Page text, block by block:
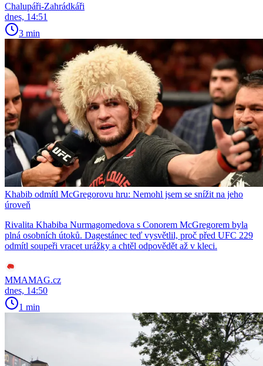
Chalupáři-Zahrádkáři
dnes, 14:51
3 min
Khabib odmítl McGregorovu hru: Nemohl jsem se snížit na jeho
úroveň
Rivalita Khabiba Nurmagomedova s Conorem McGregorem byla
plná osobních útoků. Dagestánec teď vysvětlil, proč před UFC 229
odmítl soupeři vracet urážky a chtěl odpovědět až v kleci.
MMAMAG.cz
dnes, 14:50
1 min